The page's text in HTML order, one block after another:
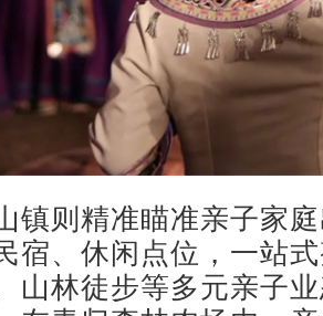
则精准瞄准亲子家庭
宿、休闲点位，一站
山林徒步等多元亲子